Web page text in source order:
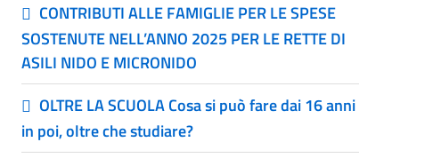
CONTRIBUTI ALLE FAMIGLIE PER LE SPESE
SOSTENUTE NELL’ANNO 2025 PER LE RETTE DI
ASILI NIDO E MICRONIDO
OLTRE LA SCUOLA Cosa si può fare dai 16 anni
in poi, oltre che studiare?